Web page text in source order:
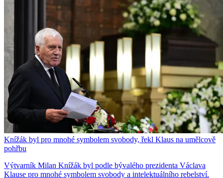
Knížák byl pro mnohé symbolem svobody, řekl Klaus na umělcově
pohřbu
Výtvarník Milan Knížák byl podle bývalého prezidenta Václava
Klause pro mnohé symbolem svobody a intelektuálního rebelství.